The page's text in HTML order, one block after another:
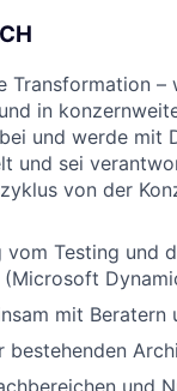
–
in
und werde mit
und sei
von der
Testing und
(Microsoft
mit
bestehenden